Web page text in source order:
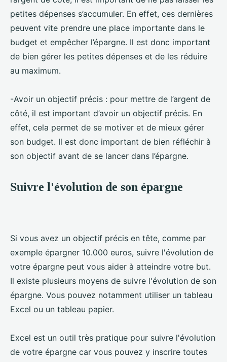
petites dépenses s’accumuler. En effet, ces dernières
peuvent vite prendre une place importante dans le
budget et empêcher l’épargne. Il est donc important
de bien gérer les petites dépenses et de les réduire
au maximum.
-Avoir un objectif précis : pour mettre de l’argent de
côté, il est important d’avoir un objectif précis. En
effet, cela permet de se motiver et de mieux gérer
son budget. Il est donc important de bien réfléchir à
son objectif avant de se lancer dans l’épargne.
Suivre l'évolution de son épargne
Si vous avez un objectif précis en tête, comme par
exemple épargner 10.000 euros, suivre l'évolution de
votre épargne peut vous aider à atteindre votre but.
Il existe plusieurs moyens de suivre l'évolution de son
épargne. Vous pouvez notamment utiliser un tableau
Excel ou un tableau papier.
Excel est un outil très pratique pour suivre l'évolution
de votre épargne car vous pouvez y inscrire toutes